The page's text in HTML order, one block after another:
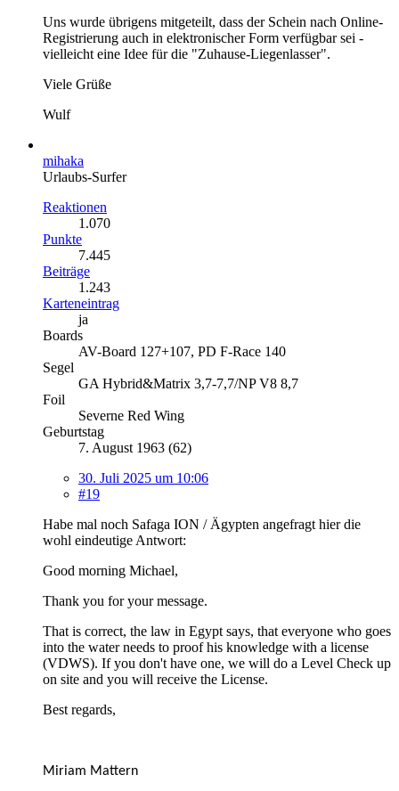
Uns wurde übrigens mitgeteilt, dass der Schein nach Online-
Registrierung auch in elektronischer Form verfügbar sei -
vielleicht eine Idee für die "Zuhause-Liegenlasser".
Viele Grüße
Wulf
mihaka
Urlaubs-Surfer
Reaktionen
1.070
Punkte
7.445
Beiträge
1.243
Karteneintrag
ja
Boards
AV-Board 127+107, PD F-Race 140
Segel
GA Hybrid&Matrix 3,7-7,7/NP V8 8,7
Foil
Severne Red Wing
Geburtstag
7. August 1963 (62)
30. Juli 2025 um 10:06
#19
Habe mal noch Safaga ION / Ägypten angefragt hier die
wohl eindeutige Antwort:
Good morning Michael,
Thank you for your message.
That is correct, the law in Egypt says, that everyone who goes
into the water needs to proof his knowledge with a license
(VDWS). If you don't have one, we will do a Level Check up
on site and you will receive the License.
Best regards,
Miriam Mattern